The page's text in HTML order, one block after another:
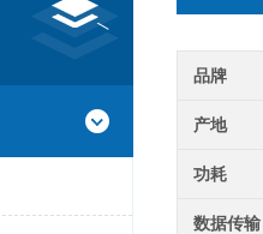
品牌
产地
功耗
数据传输